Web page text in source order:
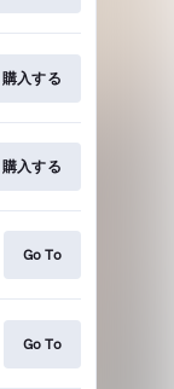
購入する
購入する
Go To
Go To